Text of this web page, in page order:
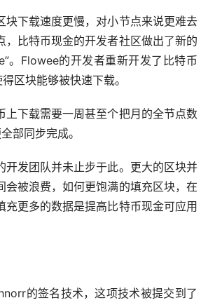
块下载速度更慢，对小节点来说更难去
，比特币现金的开发者社区做出了新的
。Flowee的开发者重新开发了比特币
区块能够被快速下载。
上下载需要一周甚至个把月的全节点数
部同步完成。
开发团队并未止步于此。更大的区块并
会被浪费，如何更饱满的填充区块，在
充更多的数据是提高比特币现金可应用
的签名技术，这项技术被提交到了